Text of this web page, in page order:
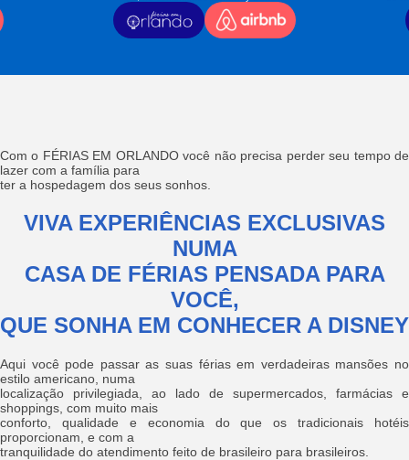
Com o FÉRIAS EM ORLANDO você não precisa perder seu tempo de
lazer com a família para
ter a hospedagem dos seus sonhos.
VIVA EXPERIÊNCIAS EXCLUSIVAS
NUMA
CASA DE FÉRIAS PENSADA PARA
VOCÊ,
QUE SONHA EM CONHECER A DISNEY
Aqui você pode passar as suas férias em verdadeiras mansões no
estilo americano, numa
localização privilegiada, ao lado de supermercados, farmácias e
shoppings, com muito mais
conforto, qualidade e economia do que os tradicionais hotéis
proporcionam, e com a
tranquilidade do atendimento feito de brasileiro para brasileiros.